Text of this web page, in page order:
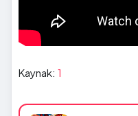
Kaynak: 1